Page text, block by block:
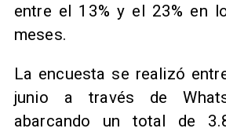
entre el 13% y el 23% en
meses.
La encuesta se realizó
junio a través de
abarcando un total de